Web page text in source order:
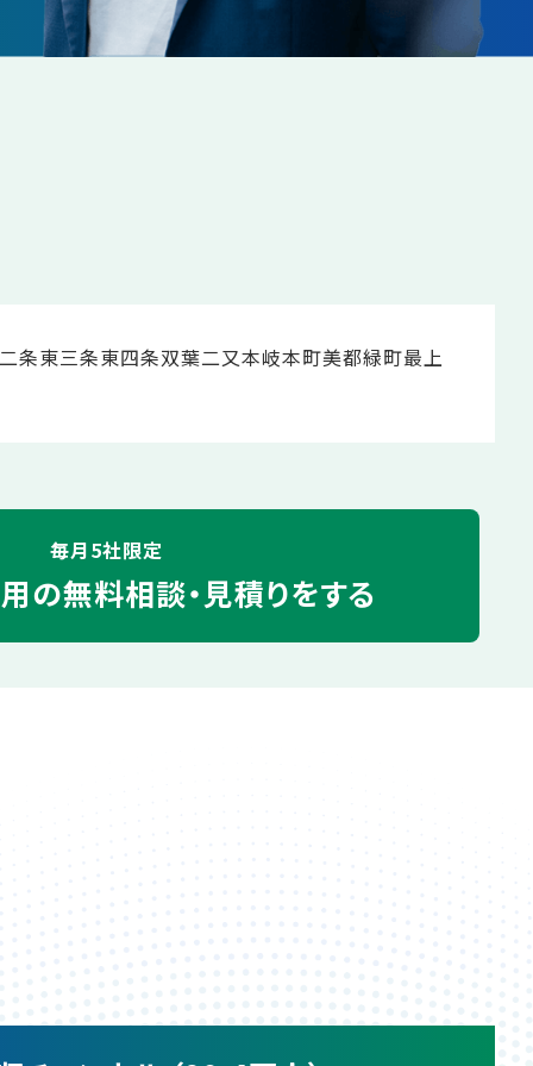
条東三条東四条双葉二又本岐本町美都緑町最上
毎月5社限定
の無料相談・見積りをする